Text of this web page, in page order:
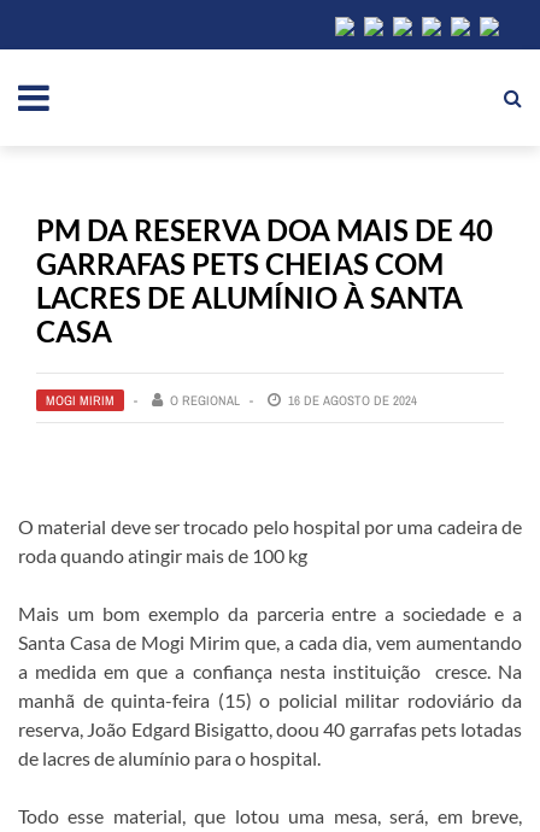
PM DA RESERVA DOA MAIS DE 40
GARRAFAS PETS CHEIAS COM
LACRES DE ALUMÍNIO À SANTA
CASA
MOGI MIRIM O REGIONAL 16 DE AGOSTO DE 2024
O material deve ser trocado pelo hospital por uma cadeira de
roda quando atingir mais de 100 kg
Mais um bom exemplo da parceria entre a sociedade e a
Santa Casa de Mogi Mirim que, a cada dia, vem aumentando
a medida em que a confiança nesta instituição cresce. Na
manhã de quinta-feira (15) o policial militar rodoviário da
reserva, João Edgard Bisigatto, doou 40 garrafas pets lotadas
de lacres de alumínio para o hospital.
Todo esse material, que lotou uma mesa, será, em breve,